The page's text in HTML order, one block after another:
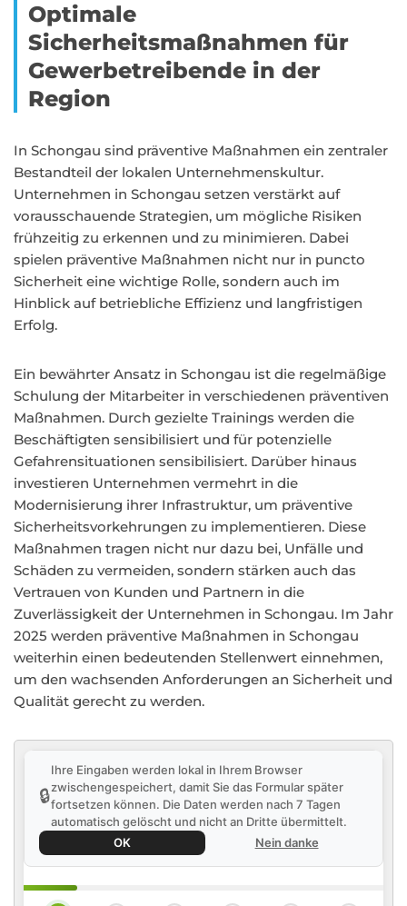
Optimale
Sicherheitsmaßnahmen für
Gewerbetreibende in der
Region
In Schongau sind präventive Maßnahmen ein zentraler
Bestandteil der lokalen Unternehmenskultur.
Unternehmen in Schongau setzen verstärkt auf
vorausschauende Strategien, um mögliche Risiken
frühzeitig zu erkennen und zu minimieren. Dabei
spielen präventive Maßnahmen nicht nur in puncto
Sicherheit eine wichtige Rolle, sondern auch im
Hinblick auf betriebliche Effizienz und langfristigen
Erfolg.
Ein bewährter Ansatz in Schongau ist die regelmäßige
Schulung der Mitarbeiter in verschiedenen präventiven
Maßnahmen. Durch gezielte Trainings werden die
Beschäftigten sensibilisiert und für potenzielle
Gefahrensituationen sensibilisiert. Darüber hinaus
investieren Unternehmen vermehrt in die
Modernisierung ihrer Infrastruktur, um präventive
Sicherheitsvorkehrungen zu implementieren. Diese
Maßnahmen tragen nicht nur dazu bei, Unfälle und
Schäden zu vermeiden, sondern stärken auch das
Vertrauen von Kunden und Partnern in die
Zuverlässigkeit der Unternehmen in Schongau. Im Jahr
2025 werden präventive Maßnahmen in Schongau
weiterhin einen bedeutenden Stellenwert einnehmen,
um den wachsenden Anforderungen an Sicherheit und
Qualität gerecht zu werden.
🔒
Ihre Eingaben werden lokal in Ihrem Browser
zwischengespeichert, damit Sie das Formular später
fortsetzen können. Die Daten werden nach 7 Tagen
automatisch gelöscht und nicht an Dritte übermittelt.
OK
Nein danke